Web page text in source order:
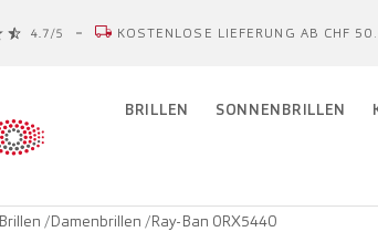
KOSTENLOSE LIEFERUNG AB CHF
BRILLEN SONNENBRILLEN
Brillen /Damenbrillen /Ray-Ban 0RX5440